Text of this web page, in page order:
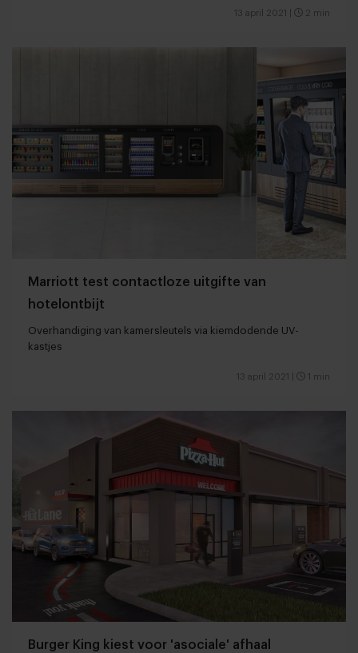
13 april 2021 2 min
Marriott test contactloze uitgifte van
hotelontbijt
Overhandiging van kamersleutels via kiemdodende UV-
kastjes
13 april 2021 1 min
Burger King kiest voor 'asociale' afhaal